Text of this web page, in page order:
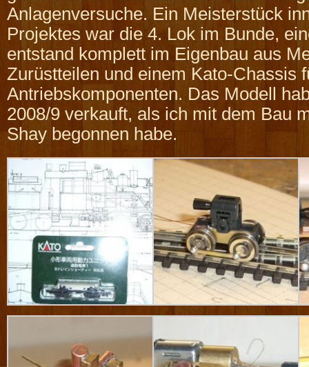
Anlagenversuche. Ein Meisterstück
Projektes war die 4. Lok im Bunde,
entstand komplett im Eigenbau aus
Zurüstteilen und einem Kato-Chassis
Antriebskomponenten. Das Modell
2008/9 verkauft, als ich mit dem Bau
Shay begonnen habe.